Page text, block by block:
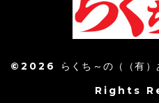
©2026 らくち～の（（有）
Rights